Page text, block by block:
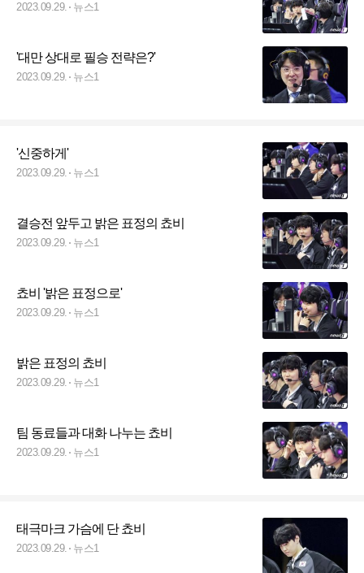
2023.09.29. 뉴스1
'대만 상대로 필승 전략은?'
2023.09.29. 뉴스1
'신중하게'
2023.09.29. 뉴스1
결승전 앞두고 밝은 표정의 쵸비
2023.09.29. 뉴스1
쵸비 '밝은 표정으로'
2023.09.29. 뉴스1
밝은 표정의 쵸비
2023.09.29. 뉴스1
팀 동료들과 대화 나누는 쵸비
2023.09.29. 뉴스1
태극마크 가슴에 단 쵸비
2023.09.29. 뉴스1